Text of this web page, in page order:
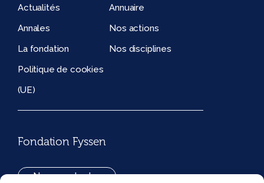
Actualités
Annuaire
Annales
Nos actions
La fondation
Nos disciplines
Politique de cookies
(UE)
Fondation Fyssen
Nous contacter